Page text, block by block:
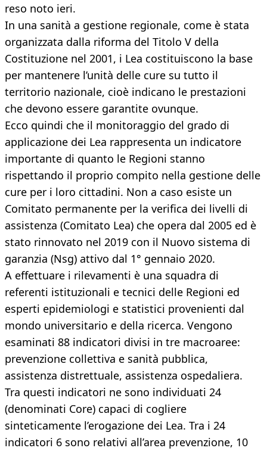
reso noto ieri.
In una sanità a gestione regionale, come è stata
organizzata dalla riforma del Titolo V della
Costituzione nel 2001, i Lea costituiscono la base
per mantenere l’unità delle cure su tutto il
territorio nazionale, cioè indicano le prestazioni
che devono essere garantite ovunque.
Ecco quindi che il monitoraggio del grado di
applicazione dei Lea rappresenta un indicatore
importante di quanto le Regioni stanno
rispettando il proprio compito nella gestione delle
cure per i loro cittadini. Non a caso esiste un
Comitato permanente per la verifica dei livelli di
assistenza (Comitato Lea) che opera dal 2005 ed è
stato rinnovato nel 2019 con il Nuovo sistema di
garanzia (Nsg) attivo dal 1° gennaio 2020.
A effettuare i rilevamenti è una squadra di
referenti istituzionali e tecnici delle Regioni ed
esperti epidemiologi e statistici provenienti dal
mondo universitario e della ricerca. Vengono
esaminati 88 indicatori divisi in tre macroaree:
prevenzione collettiva e sanità pubblica,
assistenza distrettuale, assistenza ospedaliera.
Tra questi indicatori ne sono individuati 24
(denominati Core) capaci di cogliere
sinteticamente l’erogazione dei Lea. Tra i 24
indicatori 6 sono relativi all’area prevenzione, 10